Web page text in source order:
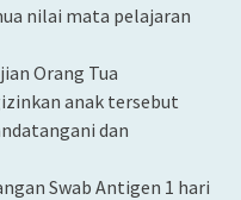
nilai mata pelajaran
Orang Tua
anak tersebut
dan
Swab Antigen 1 hari